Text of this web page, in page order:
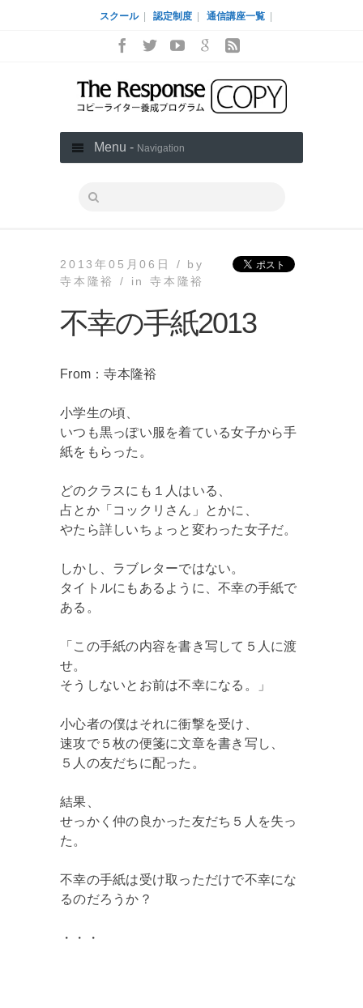
スクール 認定制度 通信講座一覧
Menu - Navigation
2013年05月06日 / by
寺本隆裕 / in 寺本隆裕
不幸の手紙2013
From：寺本隆裕
小学生の頃、
いつも黒っぽい服を着ている女子から手
紙をもらった。
どのクラスにも１人はいる、
占とか「コックリさん」とかに、
やたら詳しいちょっと変わった女子だ。
しかし、ラブレターではない。
タイトルにもあるように、不幸の手紙で
ある。
「この手紙の内容を書き写して５人に渡
せ。
そうしないとお前は不幸になる。」
小心者の僕はそれに衝撃を受け、
速攻で５枚の便箋に文章を書き写し、
５人の友だちに配った。
結果、
せっかく仲の良かった友だち５人を失っ
た。
不幸の手紙は受け取っただけで不幸にな
るのだろうか？
・・・